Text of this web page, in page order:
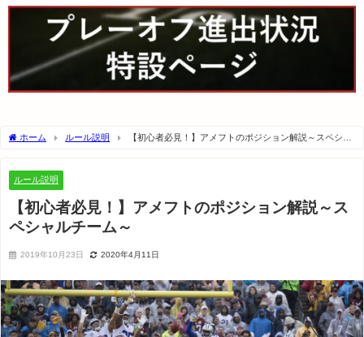
ホーム ルール説明
【初心者必見！】アメフトのポジション解説～スペシャ
ルール説明
【初心者必見！】アメフトのポジション解説～ス
ペシャルチーム～
2019年10月23日 2020年4月11日